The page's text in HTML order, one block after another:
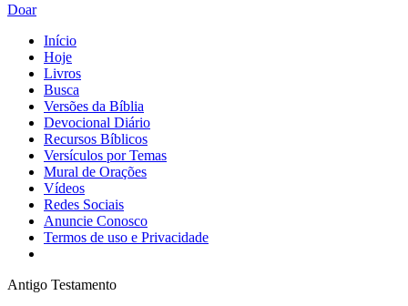
Doar
Início
Hoje
Livros
Busca
Versões da Bíblia
Devocional Diário
Recursos Bíblicos
Versículos por Temas
Mural de Orações
Vídeos
Redes Sociais
Anuncie Conosco
Termos de uso e Privacidade
Antigo Testamento